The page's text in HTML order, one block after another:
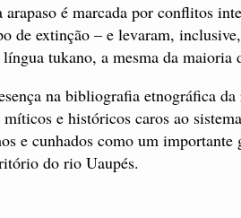
é marcada por conflitos
de extinção – e levaram,
tukano, a mesma da maioria
na bibliografia etnográfica
míticos e históricos caros ao
e cunhados como um
do rio Uaupés.